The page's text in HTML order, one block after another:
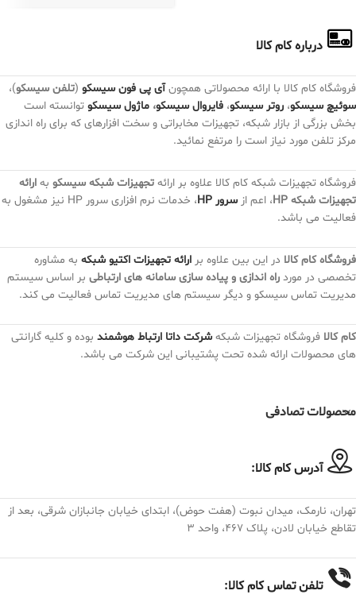
درباره کام کالا
فروشگاه کام کالا با ارائه محصولاتی همچونآی پی فون سیسکو (تلفن سیسکو)،
سوئیچ سیسکو، روتر سیسکو، فایروال سیسکو، ماژول سیسکو توانسته است
بخش بزرگی از بازار شبکه، تجهیزات مخابراتی و سخت افزارهای که برای راه اندازی
مرکز تلفن مورد نیاز است را مرتفع نمائید.
فروشگاه تجهیزات شبکه کام کالا علاوه بر ارائه تجهیزات شبکه سیسکو به ارائه
تجهیزات شبکه HP
، اعم از سرور HP
، خدمات نرم افزاری سرور HP نیز مشغول به
فعالیت می باشد.
فروشگاه کام کالا در این بین علاوه بر ارائه تجهیزات اکتیو شبکه به مشاوره
تخصصی در مورد راه اندازی و پیاده سازی سامانه های ارتباطی بر اساس سیستم
مدیریت تماس سیسکو و دیگر سیستم های مدیریت تماس فعالیت می کند.
کام کالا فروشگاه تجهیزات شبکه شرکت داتا ارتباط هوشمند بوده و کلیه گارانتی
های محصولات ارائه شده تحت پشتیبانی این شرکت می باشد.
محصولات تصادفی
آدرس کام کالا:
تهران، نارمک، میدان نبوت (هفت حوض)، ابتدای خیابان جانبازان شرقی، بعد از
تقاطع خیابان لادن، پلاک ۴۶۷، واحد ۳
تلفن تماس کام کالا: